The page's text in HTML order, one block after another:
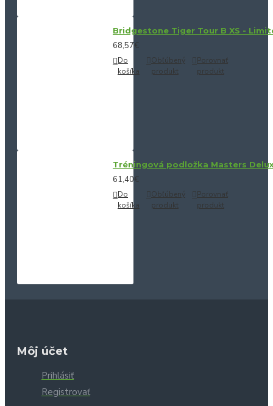
Bridgestone Tiger Tour B XS -
68,57€
Do
košíka
Obľúbený
produkt
Porovnať
produkt
Tréningová podložka Masters
61,40€
Do
košíka
Obľúbený
produkt
Porovnať
produkt
Môj účet
Prihlásiť
Registrovať